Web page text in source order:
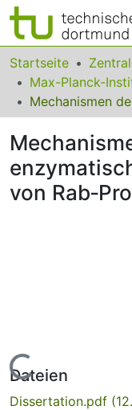
Bereiche &
Das gesamte
Leitlinien
Startseite
von
Dateien
Dissertation.pdf